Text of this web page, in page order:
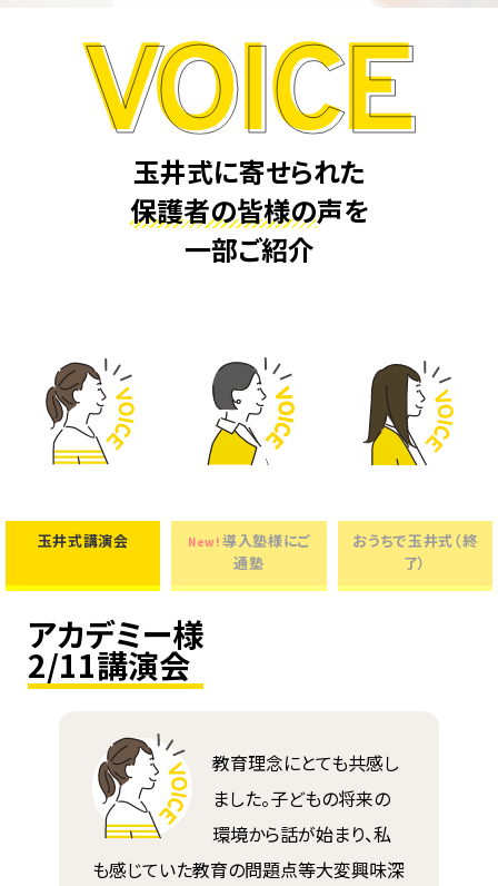
KIWAMI AAA+ 図形の極
KIWAMI AAA+ 数の極
KIWAMI AAA+ 中学生の 図形の極
KIWAMI AAA+ 中学生の 代数の極
ホッと一息
メディア掲載
全国の玉井式
海外での挑戦
玉井式に寄せられた
保護者の皆様の声を
一部ご紹介
玉井式講演会 New!導入塾様にご
通塾
おうちで玉井式（終
了）
アカデミー様
2/11講演会
教育理念にとても共感し
ました。子どもの将来の
環境から話が始まり、私
も感じていた教育の問題点等大変興味深